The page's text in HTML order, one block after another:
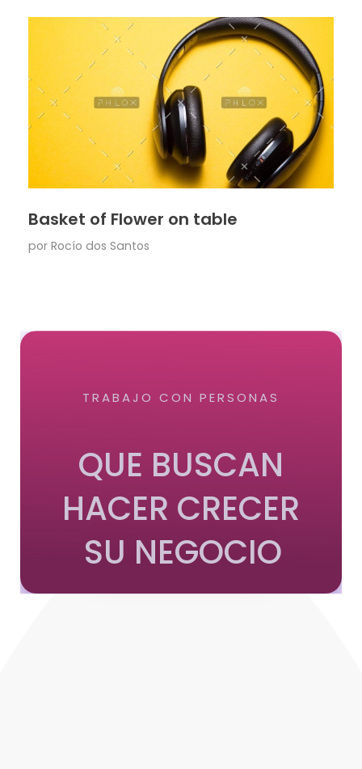
Basket of Flower on table
por Rocío dos Santos
TRABAJO CON PERSONAS
QUE BUSCAN
HACER CRECER
SU NEGOCIO
QUIERO SABER MÁS